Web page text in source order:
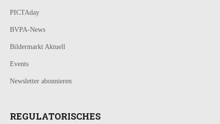
PICTAday
BVPA-News
Bildermarkt Aktuell
Events
Newsletter abonnieren
REGULATORISCHES